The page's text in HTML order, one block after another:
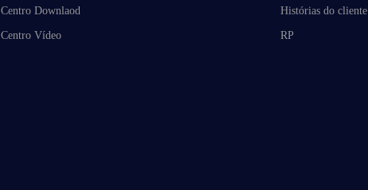
Centro Downlaod
Centro Vídeo
Histórias do cliente
RP